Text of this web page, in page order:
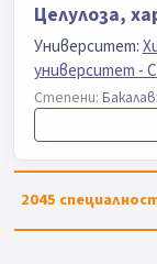
Целулоза,
Университет:
университет -
Степени:
2045